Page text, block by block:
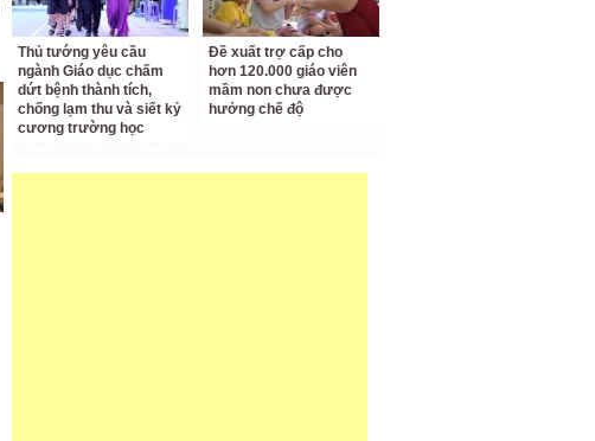
Thủ tướng yêu cầu
ngành Giáo dục chấm
dứt bệnh thành tích,
chống lạm thu và siết kỷ
cương trường học
Đề xuất trợ cấp cho
hơn 120.000 giáo viên
mầm non chưa được
hưởng chế độ